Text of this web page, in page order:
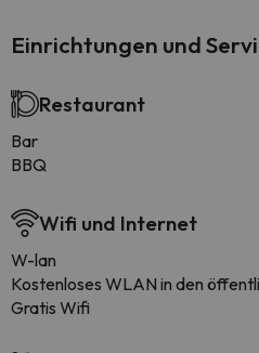
Einrichtungen und
Restaurant
Bar
BBQ
Wifi und Internet
W-lan
Kostenloses WLAN in den
Gratis Wifi